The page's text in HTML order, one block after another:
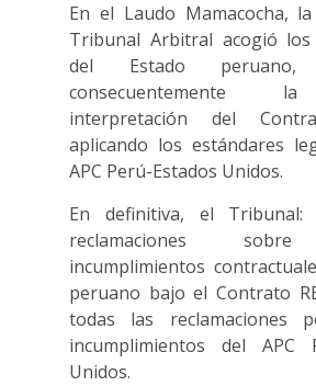
En el Laudo Mamacocha,
Tribunal Arbitral acogió los
del Estado peruano,
consecuentemente
interpretación del
aplicando los estándares
APC Perú-Estados Unidos.
En definitiva, el Tribunal:
reclamaciones sobre
incumplimientos
peruano bajo el Contrato
todas las reclamaciones
incumplimientos del APC
Unidos.